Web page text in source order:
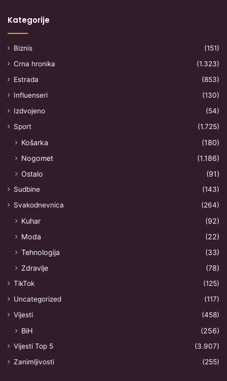
Kategorije
Biznis
(151)
Crna hronika
(1.323)
Estrada
(853)
Influenseri
(130)
Izdvojeno
(54)
Sport
(1.725)
Košarka
(180)
Nogomet
(1.186)
Ostalo
(91)
Sudbine
(143)
Svakodnevnica
(264)
Kuhar
(92)
Moda
(22)
Tehnologija
(33)
Zdravlje
(78)
TikTok
(125)
Uncategorized
(117)
Vijesti
(458)
BiH (256)
Vijesti Top 5
(3.907)
Zanimljivosti
(255)